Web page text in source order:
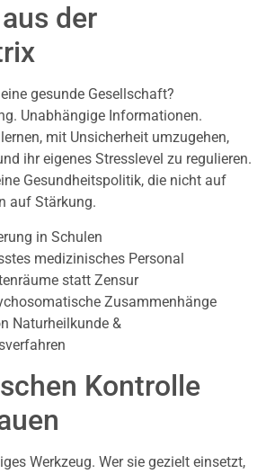
der
gesunde Gesellschaft?
Unabhängige Informationen.
mit Unsicherheit umzugehen,
ihr eigenes Stresslevel zu regulieren.
Gesundheitspolitik, die nicht auf
auf Stärkung.
in Schulen
medizinisches Personal
statt Zensur
Zusammenhänge
Naturheilkunde &
Kontrolle
Werkzeug. Wer sie gezielt einsetzt,